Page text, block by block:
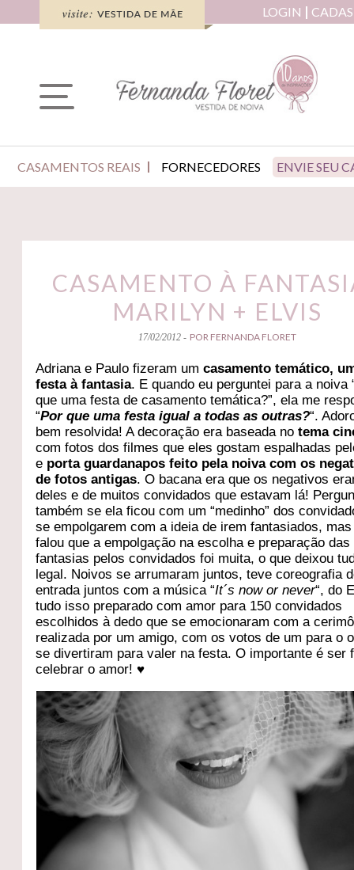
LOGIN
CASAMENTOS REAIS FORNECEDORES ENVIE SEU
CASAMENTO À
MARILYN + ELVIS
17/02/2012 - POR FERNANDA FLORET
Adriana e Paulo fizeram umcasamento temático,
festa à fantasia. E quando eu perguntei para a noiva
que uma festa de casamento temática?”, ela me
“Por que uma festa igual a todas as outras?“.
bem resolvida! A decoração era baseada notema
com fotos dos filmes que eles gostam espalhadas
e porta guardanapos feito pela noiva com os
de fotos antigas. O bacana era que os negativos
deles e de muitos convidados que estavam lá!
também se ela ficou com um “medinho” dos
se empolgarem com a ideia de irem fantasiados,
falou que a empolgação na escolha e preparação das
fantasias pelos convidados foi muita, o que deixou
legal. Noivos se arrumaram juntos, teve coreografia
entrada juntos com a música “It´s now or never“, do
tudo isso preparado com amor para 150 convidados
escolhidos à dedo que se emocionaram com a
realizada por um amigo, com os votos de um para o
se divertiram para valer na festa. O importante é ser
celebrar o amor! ♥